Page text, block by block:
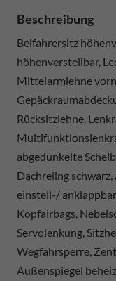
Beschreibung
Beifahrersitz
höhenverstellbar,
Mittelarmlehne
Rücksitzlehne,
abgedunkelte
Dachreling
einstell-/
Kopfairbags,
Servolenkung,
Wegfahrsperre,
Außenspiegel